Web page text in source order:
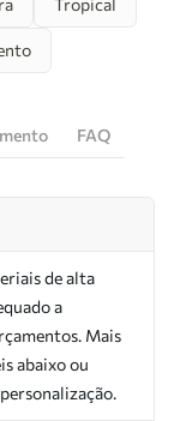
FAQ
de alta
a
Mais
abaixo ou